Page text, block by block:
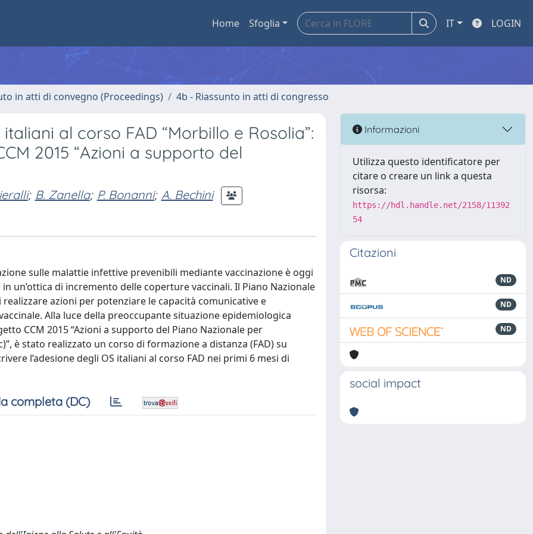
Home Sfoglia IT LOGIN
in atti di convegno (Proceedings) 4b - Riassunto in atti di congresso
al corso FAD “Morbillo e Rosolia”:
2015 “Azioni a supporto del
; B. Zanella; P. Bonanni; A. Bechini
sulle malattie infettive prevenibili mediante vaccinazione è oggi
un’ottica di incremento delle coperture vaccinali. Il Piano Nazionale
azioni per potenziare le capacità comunicative e
Alla luce della preoccupante situazione epidemiologica
CCM 2015 “Azioni a supporto del Piano Nazionale per
è stato realizzato un corso di formazione a distanza (FAD) su
l’adesione degli OS italiani al corso FAD nei primi 6 mesi di
completa (DC)
Informazioni
Utilizza questo identificatore per
citare o creare un link a questa
risorsa:
https://hdl.handle.net/2158/11392
54
Citazioni
ND
ND
ND
social impact